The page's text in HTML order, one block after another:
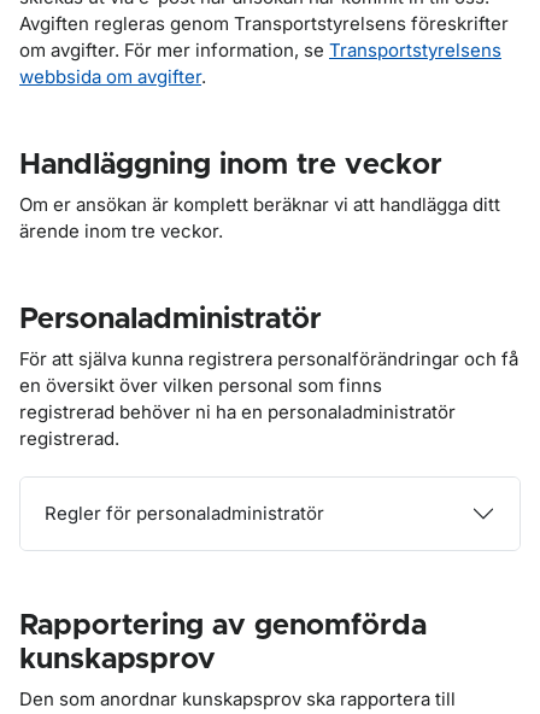
Avgiften regleras genom Transportstyrelsens föreskrifter
om avgifter. För mer information, se Transportstyrelsens
webbsida om avgifter.
Handläggning inom tre veckor
Om er ansökan är komplett beräknar vi att handlägga ditt
ärende inom tre veckor.
Personaladministratör
För att själva kunna registrera personalförändringar och få
en översikt över vilken personal som finns
registrerad behöver ni ha en personaladministratör
registrerad.
Regler för personaladministratör
Rapportering av genomförda
kunskapsprov
Den som anordnar kunskapsprov ska rapportera till